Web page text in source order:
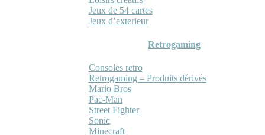
Jeux de 54 cartes
Jeux d’exterieur
Retrogaming
Consoles retro
Retrogaming – Produits dérivés
Mario Bros
Pac-Man
Street Fighter
Sonic
Minecraft